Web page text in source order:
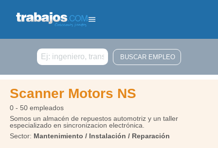
Buscar
Scanner Motors NS
0 - 50 empleados
Somos un almacén de repuestos automotriz y un taller
especializado en sincronizacion electrónica.
Sector: Mantenimiento / Instalación / Reparación